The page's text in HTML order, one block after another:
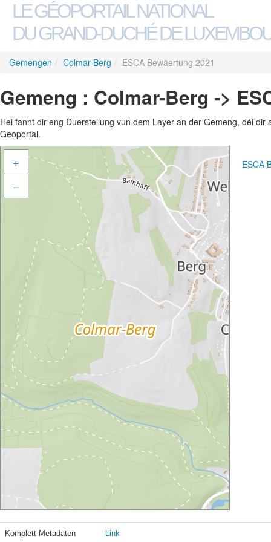
LE GÉOPORTAIL NATIONAL
DU GRAND-DUCHÉ DE
Gemengen / Colmar-Berg / ESCA Bewäertung 2021
Gemeng : Colmar-Berg ->
Hei fannt dir eng Duerstellung vun dem Layer an der Gemeng, déi
Geoportal.
+
–
ESCA
Komplett Metadaten Link